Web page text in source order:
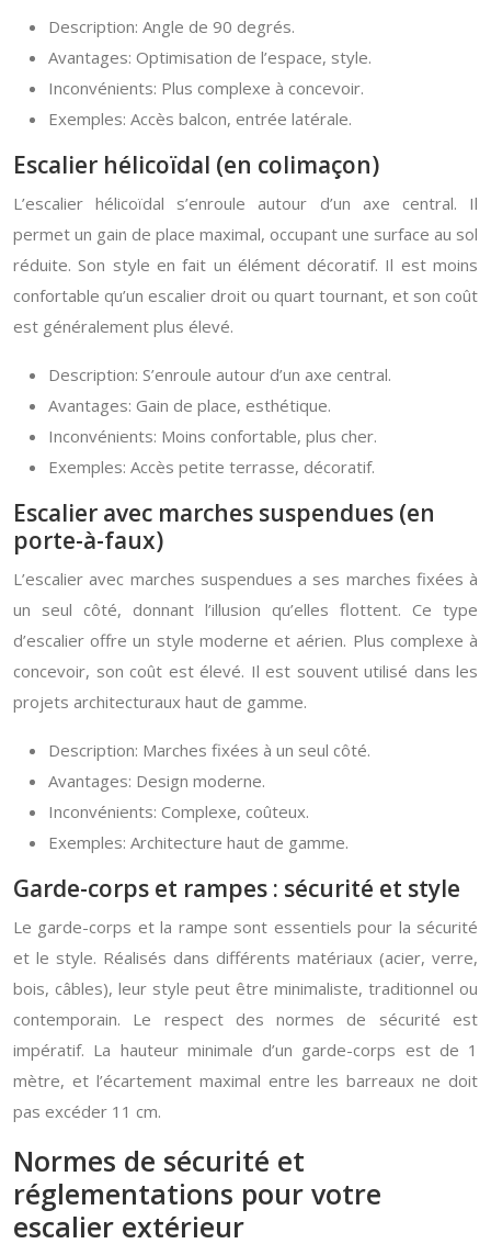
Description: Angle de 90 degrés.
Avantages: Optimisation de l’espace, style.
Inconvénients: Plus complexe à concevoir.
Exemples: Accès balcon, entrée latérale.
Escalier hélicoïdal (en colimaçon)
L’escalier hélicoïdal s’enroule autour d’un axe central. Il
permet un gain de place maximal, occupant une surface au sol
réduite. Son style en fait un élément décoratif. Il est moins
confortable qu’un escalier droit ou quart tournant, et son coût
est généralement plus élevé.
Description: S’enroule autour d’un axe central.
Avantages: Gain de place, esthétique.
Inconvénients: Moins confortable, plus cher.
Exemples: Accès petite terrasse, décoratif.
Escalier avec marches suspendues (en
porte-à-faux)
L’escalier avec marches suspendues a ses marches fixées à
un seul côté, donnant l’illusion qu’elles flottent. Ce type
d’escalier offre un style moderne et aérien. Plus complexe à
concevoir, son coût est élevé. Il est souvent utilisé dans les
projets architecturaux haut de gamme.
Description: Marches fixées à un seul côté.
Avantages: Design moderne.
Inconvénients: Complexe, coûteux.
Exemples: Architecture haut de gamme.
Garde-corps et rampes : sécurité et style
Le garde-corps et la rampe sont essentiels pour la sécurité
et le style. Réalisés dans différents matériaux (acier, verre,
bois, câbles), leur style peut être minimaliste, traditionnel ou
contemporain. Le respect des normes de sécurité est
impératif. La hauteur minimale d’un garde-corps est de 1
mètre, et l’écartement maximal entre les barreaux ne doit
pas excéder 11 cm.
Normes de sécurité et
réglementations pour votre
escalier extérieur